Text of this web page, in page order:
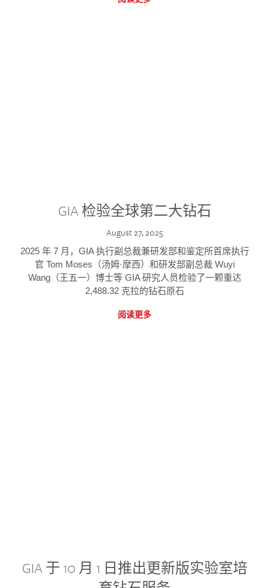
GIA 检验全球第二大钻石
August 27, 2025
2025 年 7 月，GIA 执行副总裁兼研发部和鉴定所首席执行
官 Tom Moses（汤姆·摩西）和研发部副总裁 Wuyi
Wang（王五一）博士等 GIA 研究人员检验了一颗重达
2,488.32 克拉的钻石原石
阅读更多
GIA 于 10 月 1 日推出更新版实验室培